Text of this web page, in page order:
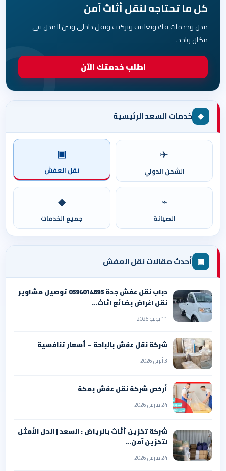
كل ما تحتاجه لنقل أثاث آمن
مدن وخدمات فك وتغليف وتركيب ونقل داخلي وبين المدن في
مكان واحد.
اطلب خدمتك الآن
◆ خدمات السعد الرئيسية
✈
الشحن الدولي
▣
نقل العفش
⌁
الصيانة
◆
جميع الخدمات
▣ أحدث مقالات نقل العفش
دباب نقل عفش جدة 0594014695 توصيل مشاوير
نقل اغراض بضائع اثاث…
11 يوليو 2026
شركة نقل عفش بالباحة – أسعار تنافسية
3 أبريل 2026
أرخص شركة نقل عفش بمكة
24 مارس 2026
شركة تخزين أثاث بالرياض : السعد | الحل الأمثل
لتخزين آمن…
24 مارس 2026